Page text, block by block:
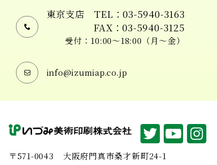
東京支店 TEL：03-5940-3163
FAX：03-5940-3125
受付：10:00〜18:00（月〜金）
info@izumiap.co.jp
〒571-0043 大阪府門真市桑才新町24-1